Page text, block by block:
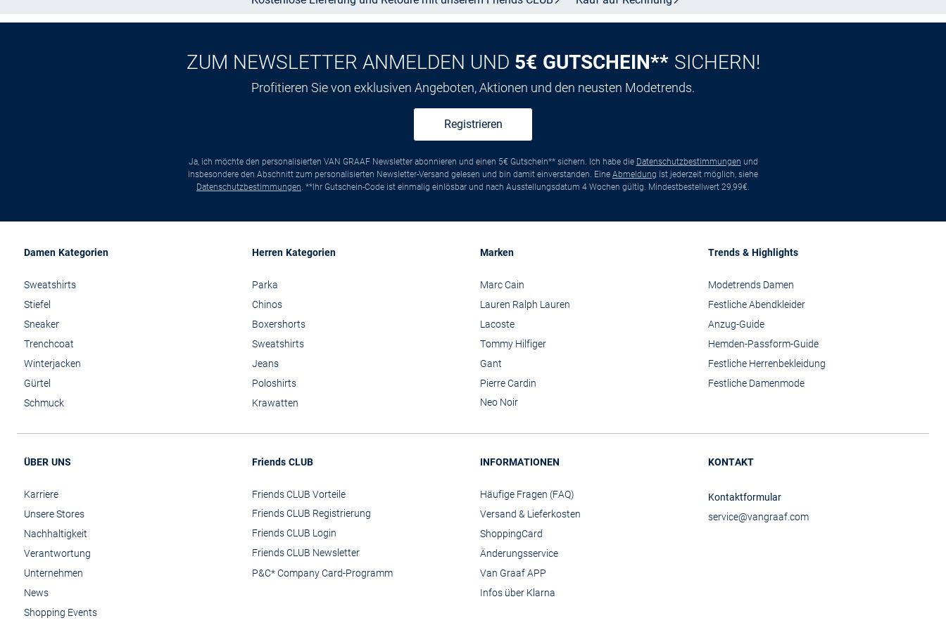
ZUM NEWSLETTER ANMELDEN UND 5€ GUTSCHEIN** SICHERN!
Profitieren Sie von exklusiven Angeboten, Aktionen und den neusten Modetrends.
Registrieren
Ja, ich möchte den personalisierten VAN GRAAF Newsletter abonnieren und einen 5€ Gutschein** sichern. Ich habe die Datenschutzbestimmungen und
insbesondere den Abschnitt zum personalisierten Newsletter-Versand gelesen und bin damit einverstanden. Eine Abmeldung ist jederzeit möglich, siehe
Datenschutzbestimmungen . **Ihr Gutschein-Code ist einmalig einlösbar und nach Ausstellungsdatum 4 Wochen gültig. Mindestbestellwert 29,99€.
Damen Kategorien
Sweatshirts
Stiefel
Sneaker
Trenchcoat
Winterjacken
Gürtel
Schmuck
Herren Kategorien
Parka
Chinos
Boxershorts
Sweatshirts
Jeans
Poloshirts
Krawatten
Marken
Marc Cain
Lauren Ralph Lauren
Lacoste
Tommy Hilfiger
Gant
Pierre Cardin
Neo Noir
Trends & Highlights
Modetrends Damen
Festliche Abendkleider
Anzug-Guide
Hemden-Passform-Guide
Festliche Herrenbekleidung
Festliche Damenmode
ÜBER UNS
Karriere
Unsere Stores
Nachhaltigkeit
Verantwortung
Unternehmen
News
Shopping Events
Friends CLUB
Friends CLUB Vorteile
Friends CLUB Registrierung
Friends CLUB Login
Friends CLUB Newsletter
P&C* Company Card-Programm
INFORMATIONEN
Häufige Fragen (FAQ)
Versand & Lieferkosten
ShoppingCard
Änderungsservice
Van Graaf APP
Infos über Klarna
KONTAKT
Kontaktformular
service@vangraaf.com